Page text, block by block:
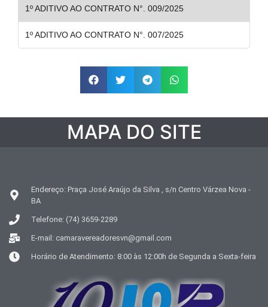
1º ADITIVO AO CONTRATO N°. 009/2025
1º ADITIVO AO CONTRATO N°. 007/2025
MAPA DO SITE
Endereço: Praça José Araújo da Silva , s/n Centro Várzea Nova -
BA
Telefone: (74) 3659-2289
E-mail: camaravereadoresvn@gmail.com
Horário de Atendimento: 8:00 às 12:00h de Segunda a Sexta-feira